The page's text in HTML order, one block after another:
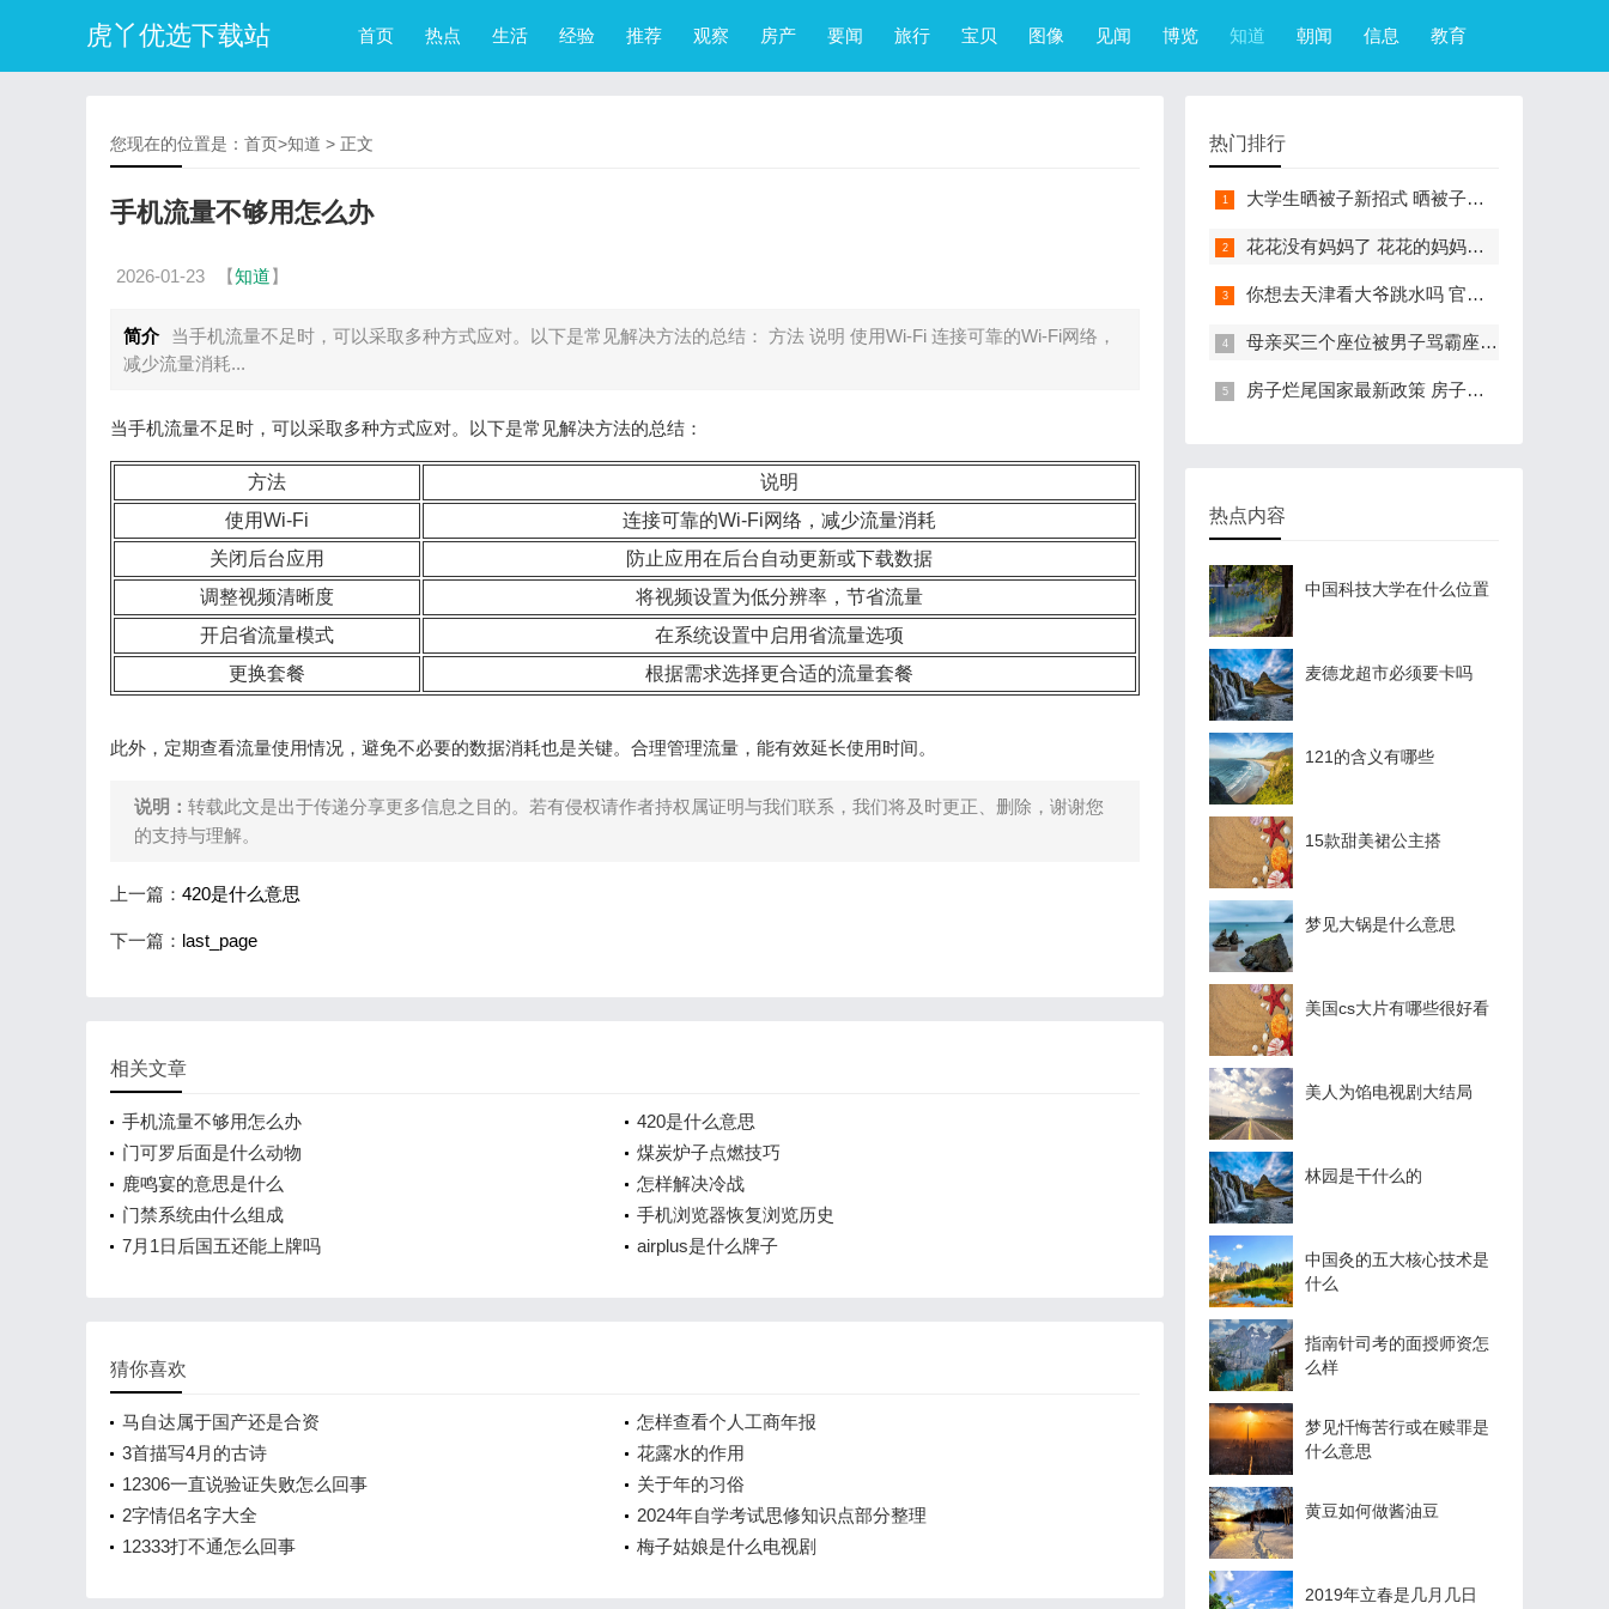
虎丫优选下载站 首页 热点 生活 经验 推荐 观察 房产 要闻 旅行 宝贝 图像 见闻 博览 知道 朝闻 信息 教育
您现在的位置是： 首页>知道 > 正文
手机流量不够用怎么办
2026-01-23 【知道】
简介
当手机流量不足时，可以采取多种方式应对。以下是常见解决方法的总结： 方法 说明 使用Wi-Fi 连接可靠的Wi-Fi网络，
减少流量消耗...
当手机流量不足时，可以采取多种方式应对。以下是常见解决方法的总结：
方法
说明
使用Wi-Fi
连接可靠的Wi-Fi网络，减少流量消耗
关闭后台应用
防止应用在后台自动更新或下载数据
调整视频清晰度
将视频设置为低分辨率，节省流量
开启省流量模式
在系统设置中启用省流量选项
更换套餐
根据需求选择更合适的流量套餐
此外，定期查看流量使用情况，避免不必要的数据消耗也是关键。合理管理流量，能有效延长使用时间。
说明： 转载此文是出于传递分享更多信息之目的。若有侵权请作者持权属证明与我们联系，我们将及时更正、删除，谢谢您
的支持与理解。
上一篇： 420是什么意思
下一篇： last_page
相关文章
手机流量不够用怎么办
420是什么意思
门可罗后面是什么动物
煤炭炉子点燃技巧
鹿鸣宴的意思是什么
怎样解决冷战
门禁系统由什么组成
手机浏览器恢复浏览历史
7月1日后国五还能上牌吗
airplus是什么牌子
猜你喜欢
马自达属于国产还是合资
怎样查看个人工商年报
3首描写4月的古诗
花露水的作用
12306一直说验证失败怎么回事
关于年的习俗
2字情侣名字大全
2024年自学考试思修知识点部分整理
12333打不通怎么回事
梅子姑娘是什么电视剧
热门排行
大学生晒被子新招式 晒被子新花样实在太机智
花花没有妈妈了 花花的妈妈是哪只大熊猫
你想去天津看大爷跳水吗 官方回应天津大爷跳水成打卡点
母亲买三个座位被男子骂霸座 女子买3个座位被无座大爷骂哭怎么回事
房子烂尾国家最新政策 房子烂尾了该找哪个部门解决?
热点内容
中国科技大学在什么位置
麦德龙超市必须要卡吗
121的含义有哪些
15款甜美裙公主搭
梦见大锅是什么意思
美国cs大片有哪些很好看
美人为馅电视剧大结局
林园是干什么的
中国灸的五大核心技术是
什么
指南针司考的面授师资怎
么样
梦见忏悔苦行或在赎罪是
什么意思
黄豆如何做酱油豆
2019年立春是几月几日